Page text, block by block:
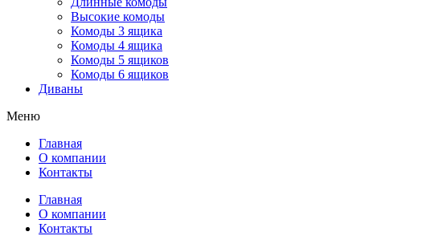
Высокие комоды
Комоды 3 ящика
Комоды 4 ящика
Комоды 5 ящиков
Комоды 6 ящиков
Диваны
Меню
Главная
О компании
Контакты
Главная
О компании
Контакты